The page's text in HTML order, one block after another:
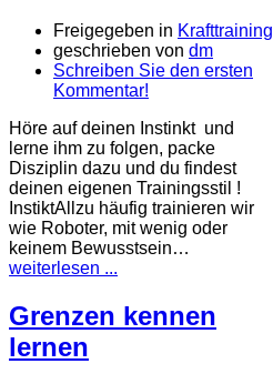
Freigegeben in Krafttraining
geschrieben von dm
Schreiben Sie den ersten
Kommentar!
Höre auf deinen Instinkt und
lerne ihm zu folgen, packe
Disziplin dazu und du findest
deinen eigenen Trainingsstil !
InstiktAllzu häufig trainieren wir
wie Roboter, mit wenig oder
keinem Bewusstsein…
weiterlesen ...
Grenzen kennen
lernen